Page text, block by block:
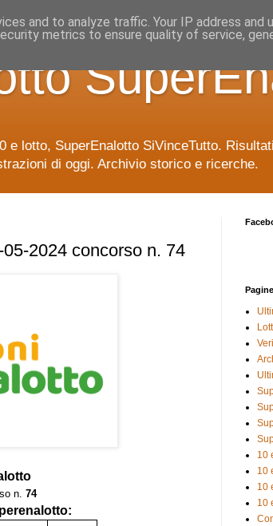
e lotto, SuperEnalotto SiVinceTutto.
di oggi. Archivio storico e ricerche.
2024 concorso n. 74
n. 74
Pagine
10
10
10
10
and to analyze traffic. Your IP address and
metrics to ensure quality of service,